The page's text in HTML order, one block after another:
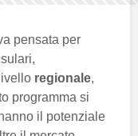
pensata per
regionale,
programma si
il potenziale